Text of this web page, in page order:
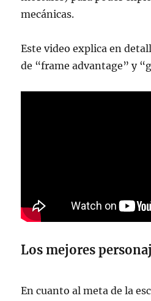
mecánicas.
Este video explica en
de “frame advantage” y
Los mejores
En cuanto al meta de la